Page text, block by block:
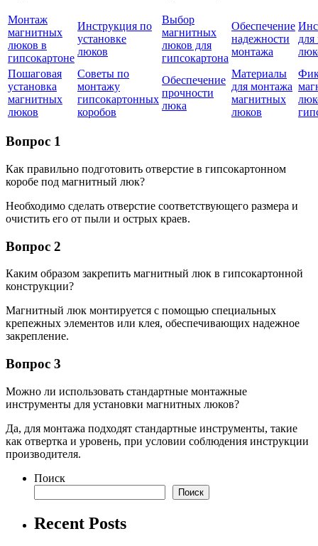
Монтаж
магнитных
люков в
гипсокартоне
Инструкция по
установке
люков
Выбор
магнитных
люков для
гипсокартона
Обеспечение
надежности
монтажа
Пошаговая
установка
магнитных
люков
Советы по
монтажу
гипсокартонных
коробов
Обеспечение
прочности
люка
Материалы
для монтажа
магнитных
люков
Вопрос 1
Как правильно подготовить отверстие в гипсокартонном
коробе под магнитный люк?
Необходимо сделать отверстие соответствующего размера и
очистить его от пыли и острых краев.
Вопрос 2
Каким образом закрепить магнитный люк в гипсокартонной
конструкции?
Магнитный люк монтируется с помощью специальных
крепежных элементов или клея, обеспечивающих надежное
закрепление.
Вопрос 3
Можно ли использовать стандартные монтажные
инструменты для установки магнитных люков?
Да, для монтажа подходят стандартные инструменты, такие
как отвертка и уровень, при условии соблюдения инструкции
производителя.
Поиск
Поиск
Recent Posts